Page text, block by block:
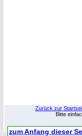
Zurück zur
Bitte
zum Anfang dieser